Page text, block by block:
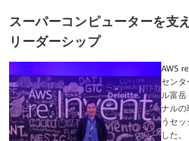
スーパーコンピューターを支
リーダーシップ
AWS
センタ
ル富岳
ナルの
うセ
した。